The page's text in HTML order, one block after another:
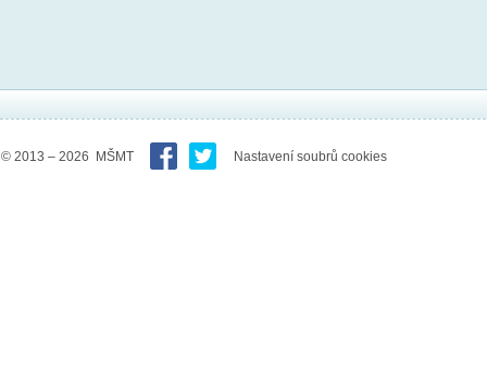
© 2013 – 2026 MŠMT Nastavení soubrů cookies